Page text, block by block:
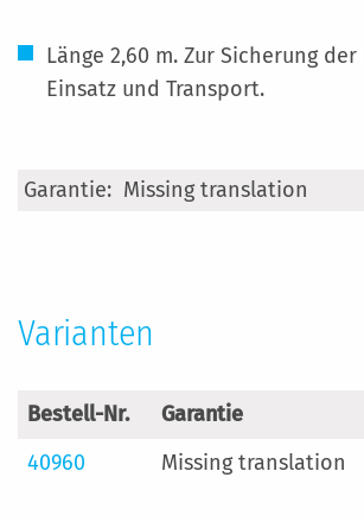
Länge 2,60 m. Zur Sicherung
Einsatz und Transport.
Mehr
Missing translation
Varianten
Bestell-Nr. Garantie
40960
Missing translation